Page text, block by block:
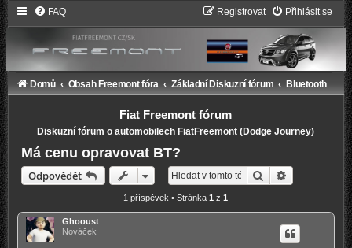
FAQ Přihlásit se
Registrovat
Domů Obsah Freemont fóra Základní Diskuzní fórum Bluetooth
Fiat Freemont fórum
Diskuzní fórum o automobilech FiatFreemont (Dodge Journey)
Má cenu opravovat BT?
Odpovědět Hledat Pokročilé
1 příspěvek • Stránka1 z1
Ghooust
Nováček